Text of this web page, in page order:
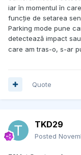
iar în momentul în
funcție de setarea
Parking mode pune
detectează impact
care am tras-o, s-ar
Quote
TKD29
Posted